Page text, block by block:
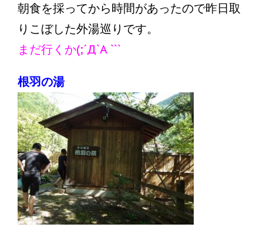
朝食を採ってから時間があったので昨日取
りこぼした外湯巡りです。
まだ行くか(;´Д`A ```
根羽の湯